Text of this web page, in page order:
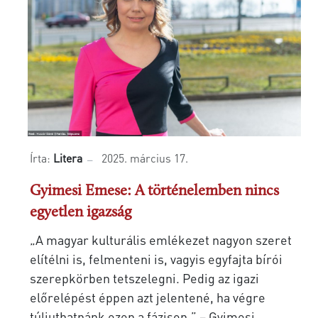
Írta: Litera 2025. március 17.
Gyimesi Emese: A történelemben nincs
egyetlen igazság
„A magyar kulturális emlékezet nagyon szeret
elítélni is, felmenteni is, vagyis egyfajta bírói
szerepkörben tetszelegni. Pedig az igazi
előrelépést éppen azt jelentené, ha végre